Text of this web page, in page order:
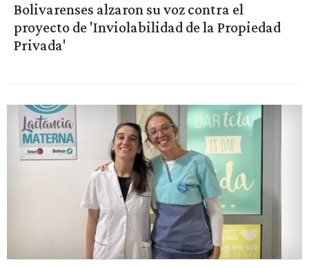
Bolivarenses alzaron su voz contra el
proyecto de 'Inviolabilidad de la Propiedad
Privada'